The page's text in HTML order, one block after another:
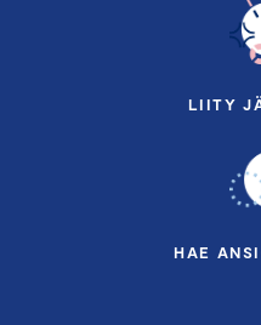
LIITY
HAE